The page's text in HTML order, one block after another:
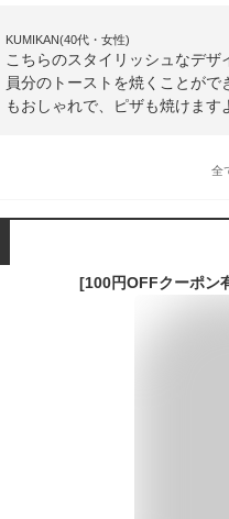
KUMIKAN(40代・女性)
こちらのスタイリッシュなデ
員分のトーストを焼くことが
もおしゃれで、ピザも焼けます
全